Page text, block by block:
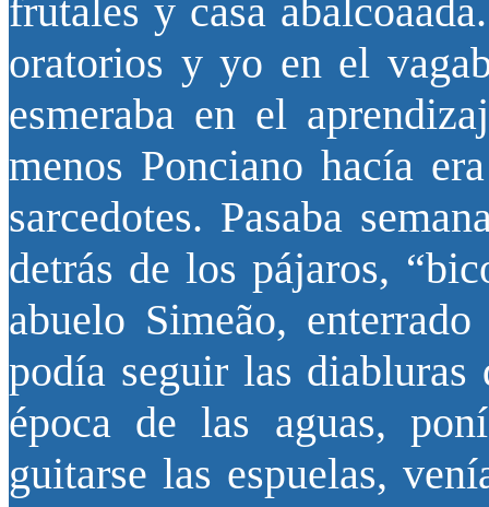
frutales y casa
oratorios y yo en el
esmeraba en el
menos Ponciano hacía
sarcedotes. Pasaba
detrás de los pájaros,
abuelo Simeão,
podía seguir las diabluras
época de las aguas,
guitarse las espuelas,